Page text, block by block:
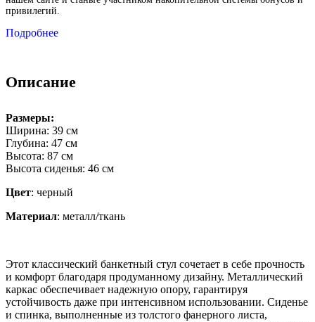
привилегий.
Подробнее
Описание
Размеры:
Ширина: 39 см
Глубина: 47 см
Высота: 87 см
Высота сиденья: 46 см
Цвет: черный
Материал: металл/ткань
Этот классический банкетный стул сочетает в себе прочность
и комфорт благодаря продуманному дизайну. Металлический
каркас обеспечивает надежную опору, гарантируя
устойчивость даже при интенсивном использовании. Сиденье
и спинка, выполненные из толстого фанерного листа,